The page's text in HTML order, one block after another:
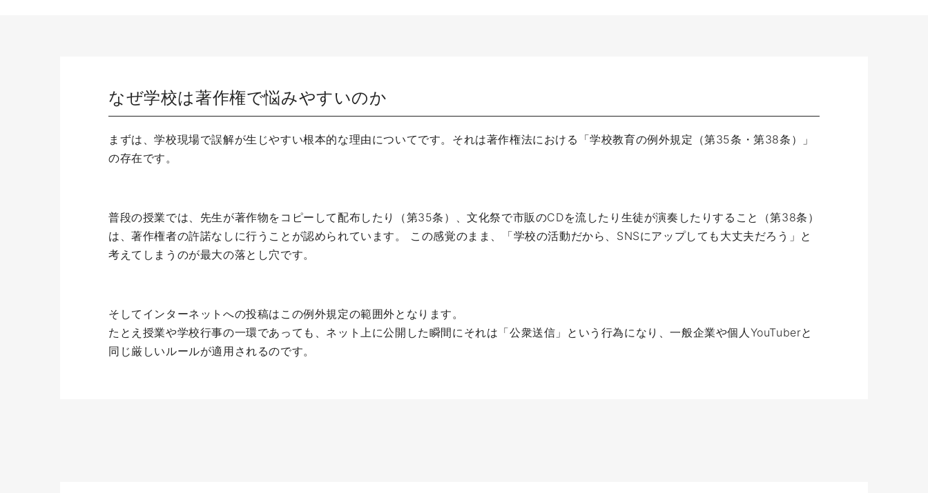
なぜ学校は著作権で悩みやすいのか
まずは、学校現場で誤解が生じやすい根本的な理由についてです。それは著作権法における「学校教育の例外規定（第35条・第38条）」
の存在です。
普段の授業では、先生が著作物をコピーして配布したり（第35条）、文化祭で市販のCDを流したり生徒が演奏したりすること（第38条）
は、著作権者の許諾なしに行うことが認められています。 この感覚のまま、「学校の活動だから、SNSにアップしても大丈夫だろう」と
考えてしまうのが最大の落とし穴です。
そしてインターネットへの投稿はこの例外規定の範囲外となります。
たとえ授業や学校行事の一環であっても、ネット上に公開した瞬間にそれは「公衆送信」という行為になり、一般企業や個人YouTuberと
同じ厳しいルールが適用されるのです。